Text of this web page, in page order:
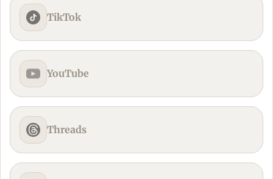
TikTok
YouTube
Threads